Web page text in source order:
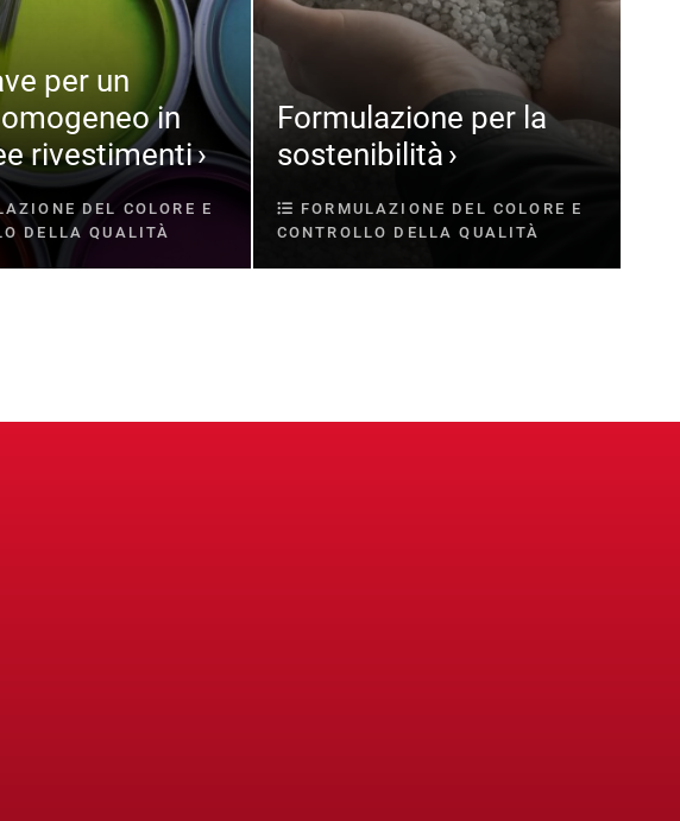
per un
in
rivestimenti
DEL COLORE E
DELLA QUALITÀ
Formulazione per la
sostenibilità
FORMULAZIONE DEL COLORE E
CONTROLLO DELLA QUALITÀ